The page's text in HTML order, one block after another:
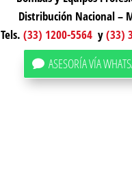
Distribución Nacional –
Tels.(33) 1200-5564 y(33)
ASESORÍA VÍA